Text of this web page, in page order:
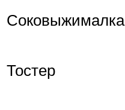
Соковыжималка
Тостер